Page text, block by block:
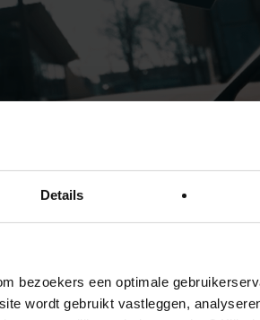
Details
bezoekers een optimale
wordt gebruikt vastleggen,
eerst vrouwelijke CEO sinds de